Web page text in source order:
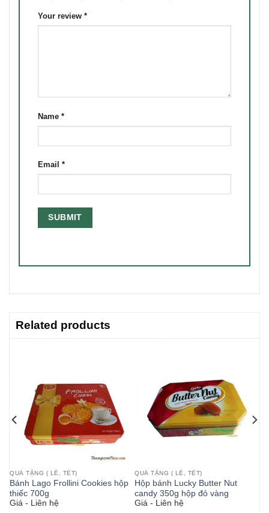
Your review *
Name *
Email *
Related products
QUÀ TẶNG ( LỄ, TẾT)
Bánh Lago Frollini Cookies hộp
thiếc 700g
Giá - Liên hệ
QUÀ TẶNG ( LỄ, TẾT)
Hộp bánh Lucky Butter Nut
candy 350g hộp đỏ vàng
Giá - Liên hệ